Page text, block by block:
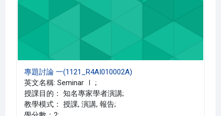
專題討論 一(1121_R4AI010002A)
英文名稱: Seminar Ⅰ ;
授課目的： 知名專家學者演講;
教學模式： 授課, 演講, 報告;